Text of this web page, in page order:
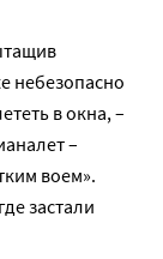
небезопасно
в окна, –
–
воем».
застали